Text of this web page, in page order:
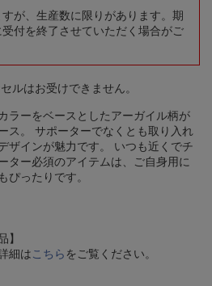
が、生産数に限りがあります。期
付を終了させていただく場合がご
ルはお受けできません。
ラーをベースとしたアーガイル柄が
ス。 サポーターでなくとも取り入れ
ザインが魅力です。 いつも近くでチ
ター必須のアイテムは、ご自身用に
ぴったりです。
】
細は こちら をご覧ください。